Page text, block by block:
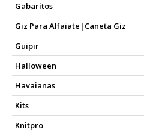
Gabaritos
Giz Para Alfaiate|Caneta Giz
Guipir
Halloween
Havaianas
Kits
Knitpro